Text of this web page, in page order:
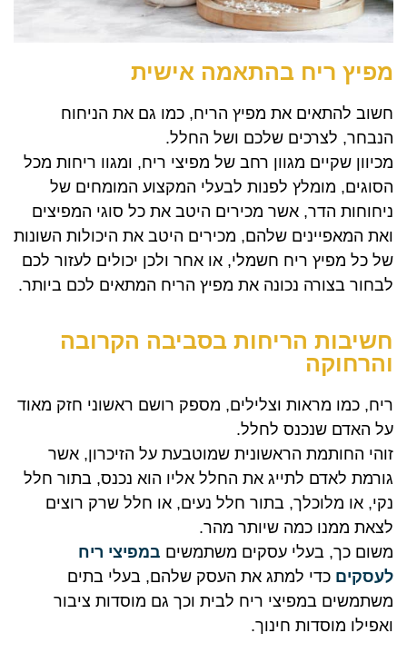
מפיץ ריח בהתאמה אישית
חשוב להתאים את מפיץ הריח, כמו גם את הניחוח
הנבחר, לצרכים שלכם ושל החלל.
מכיוון שקיים מגוון רחב של מפיצי ריח, ומגוו ריחות מכל
הסוגים, מומלץ לפנות לבעלי המקצוע המומחים של
ניחוחות הדר, אשר מכירים היטב את כל סוגי המפיצים
ואת המאפיינים שלהם, מכירים היטב את היכולות השונות
של כל מפיץ ריח חשמלי, או אחר ולכן יכולים לעזור לכם
לבחור בצורה נכונה את מפיץ הריח המתאים לכם ביותר.
חשיבות הריחות בסביבה הקרובה
והרחוקה
ריח, כמו מראות וצלילים, מספק רושם ראשוני חזק מאוד
על האדם שנכנס לחלל.
זוהי החותמת הראשונית שמוטבעת על הזיכרון, אשר
גורמת לאדם לתייג את החלל אליו הוא נכנס, בתור חלל
נקי, או מלוכלך, בתור חלל נעים, או חלל שרק רוצים
לצאת ממנו כמה שיותר מהר.
משום כך, בעלי עסקים משתמשים במפיצי ריח
לעסקים כדי למתג את העסק שלהם, בעלי בתים
משתמשים במפיצי ריח לבית וכך גם מוסדות ציבור
ואפילו מוסדות חינוך.